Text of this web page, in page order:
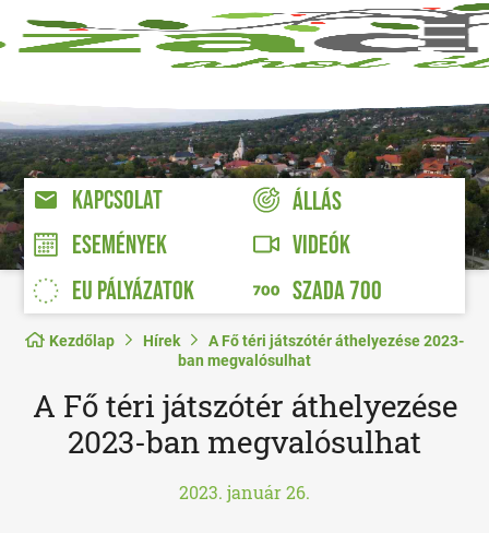
KAPCSOLAT
ÁLLÁS
ESEMÉNYEK
VIDEÓK
EU PÁLYÁZATOK
SZADA 700
Kezdőlap Hírek
A Fő téri játszótér áthelyezése 2023-
ban megvalósulhat
A Fő téri játszótér áthelyezése
2023-ban megvalósulhat
2023. január 26.